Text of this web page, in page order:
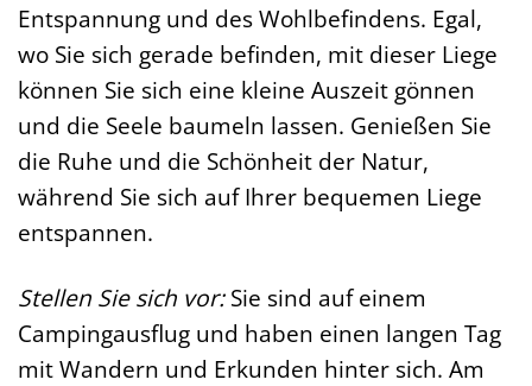
Entspannung und des Wohlbefindens. Egal,
wo Sie sich gerade befinden, mit dieser Liege
können Sie sich eine kleine Auszeit gönnen
und die Seele baumeln lassen. Genießen Sie
die Ruhe und die Schönheit der Natur,
während Sie sich auf Ihrer bequemen Liege
entspannen.
Stellen Sie sich vor:Sie sind auf einem
Campingausflug und haben einen langen Tag
mit Wandern und Erkunden hinter sich. Am